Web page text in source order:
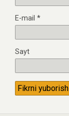
E-mail *
Sayt